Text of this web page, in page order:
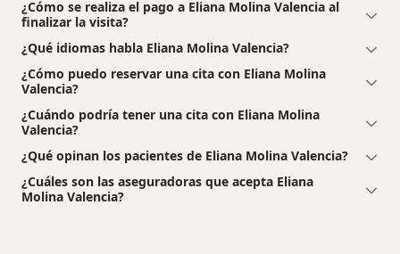
¿Cómo se realiza el pago a Eliana Molina Valencia al
finalizar la visita?
¿Qué idiomas habla Eliana Molina Valencia?
¿Cómo puedo reservar una cita con Eliana Molina
Valencia?
¿Cuándo podría tener una cita con Eliana Molina
Valencia?
¿Qué opinan los pacientes de Eliana Molina Valencia?
¿Cuáles son las aseguradoras que acepta Eliana
Molina Valencia?